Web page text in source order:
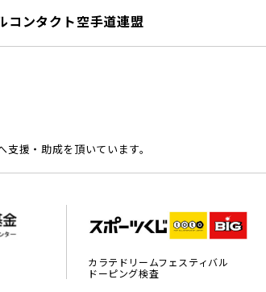
コンタクト空手道連盟
支援・助成を頂いています。
カラテドリームフェスティバル
ドーピング検査